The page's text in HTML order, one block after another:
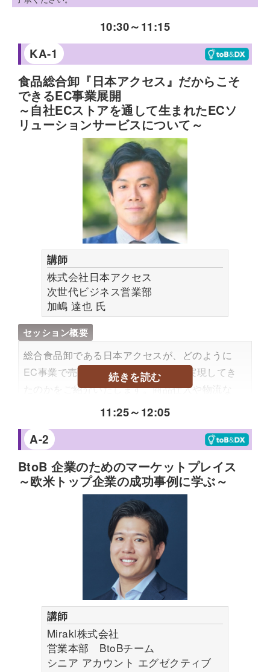
ら順調に成長し、今年会員が100万人に到達する
見込みです。BtoB-ECビジネスの新たな事業戦略
のヒントを、講演を通じて提供します。
※本セッションは2025年7月30日（水）に行われ
た「Digital Commerce Frontier 2025」の再放送
です。
プロフィール
2007年に株式会社ミルボンに入社。2018年から
現部署にてサロン出店型ECサービス
（millbon:iD）の企画運営を行っています。
10:30～11:15
KA-1
食品総合卸『日本アクセス』だからこそ
できるEC事業展開
～自社ECストアを通して生まれたECソ
リューションサービスについて～
講師
株式会社日本アクセス
次世代ビジネス営業部
加嶋 達也 氏
セッション概要
総合食品卸である日本アクセスが、どのように
EC事業で売上拡大、サービス展開を実現してき
たのかをご紹介いたします。商品仕入や物流な
ど、当社の強みを活かした自社ECストア「Smile
供できるECビジネスソリューションについて、
す。
大規模店舗向け・中規模向け・モール店舗向け・
当社だからこそできるECビジネスソリューショ
ン（ドロップシッピングサービス、EC物流代
行）についてをご説明。
参加対象者
EC販売での新規参入、または課題をお持ちのす
べての企業様
続きを読む
11:25～12:05
A-2
BtoB 企業のためのマーケットプレイス
～欧米トップ企業の成功事例に学ぶ～
講師
Mirakl株式会社
営業本部 BtoBチーム
シニア アカウント エグゼクティブ